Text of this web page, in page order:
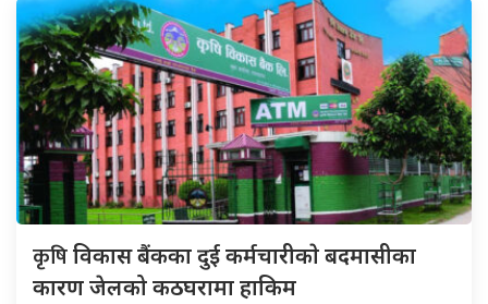
कृषिविकास बैंकका दुई कर्मचारीकाे बदमासीका
कारण जेलको कठघरामा हाकिम